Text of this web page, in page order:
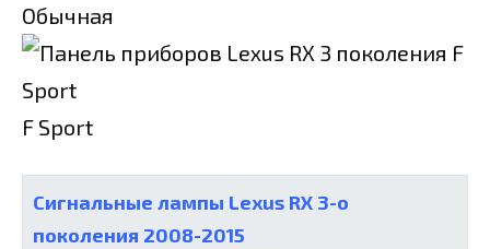
Обычная
F Sport
Сигнальные лампы Lexus RX 3-о
поколения 2008-2015